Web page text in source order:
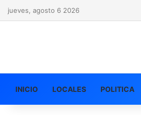
jueves, agosto 6 2026
INICIO LOCALES POLITICA